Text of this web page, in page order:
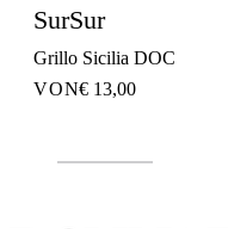
SurSur
Grillo Sicilia DOC
VON€ 13,00